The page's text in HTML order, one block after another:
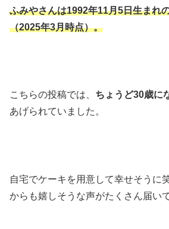
ふみやさんは1992年11月5日生まれ
（2025年3月時点）。
こちらの投稿では、 ちょうど30歳に
あげられていました。
自宅でケーキを用意して幸せそうに
からも嬉しそうな声がたくさん届い